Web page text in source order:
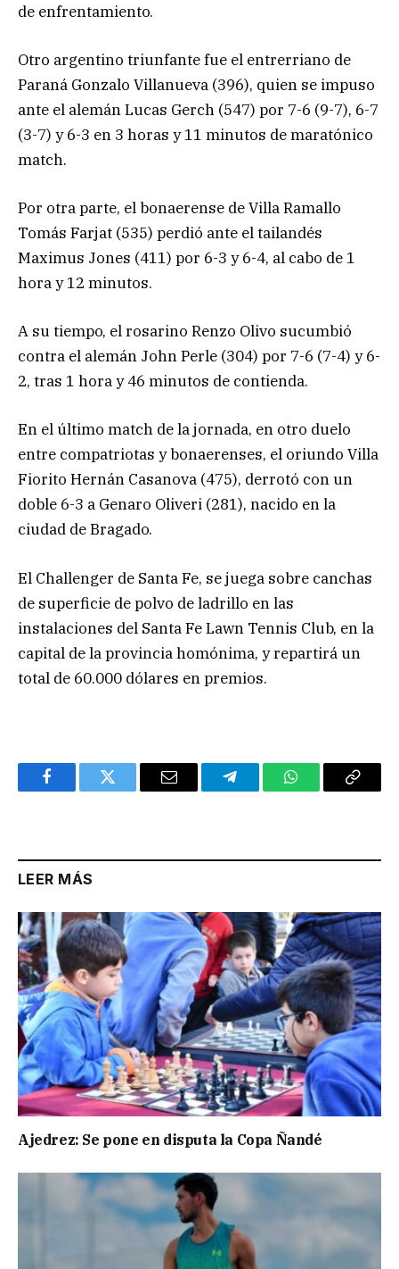
de enfrentamiento.
Otro argentino triunfante fue el entrerriano de
Paraná Gonzalo Villanueva (396), quien se impuso
ante el alemán Lucas Gerch (547) por 7-6 (9-7), 6-7
(3-7) y 6-3 en 3 horas y 11 minutos de maratónico
match.
Por otra parte, el bonaerense de Villa Ramallo
Tomás Farjat (535) perdió ante el tailandés
Maximus Jones (411) por 6-3 y 6-4, al cabo de 1
hora y 12 minutos.
A su tiempo, el rosarino Renzo Olivo sucumbió
contra el alemán John Perle (304) por 7-6 (7-4) y 6-
2, tras 1 hora y 46 minutos de contienda.
En el último match de la jornada, en otro duelo
entre compatriotas y bonaerenses, el oriundo Villa
Fiorito Hernán Casanova (475), derrotó con un
doble 6-3 a Genaro Oliveri (281), nacido en la
ciudad de Bragado.
El Challenger de Santa Fe, se juega sobre canchas
de superficie de polvo de ladrillo en las
instalaciones del Santa Fe Lawn Tennis Club, en la
capital de la provincia homónima, y repartirá un
total de 60.000 dólares en premios.
FacebookTwitter Email TelegramWhatsAppCopy
LEER MÁS
Ajedrez: Se pone en disputa la Copa Ñandé